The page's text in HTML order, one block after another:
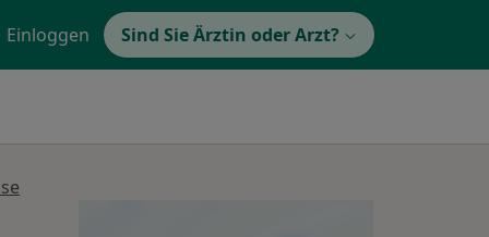
Einloggen Sind Sie Ärztin oder Arzt?